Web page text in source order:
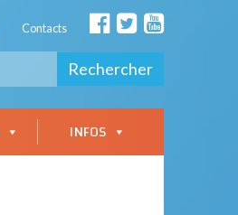
Contacts
Rechercher
INFOS